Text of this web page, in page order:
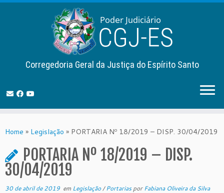
to
Corregedoria Geral da Justiça do Espírito Santo
Home » Legislação » PORTARIA Nº 18/2019 – DISP. 30/04/2019
PORTARIA Nº 18/2019 – DISP.
30/04/2019
30 de abril de 2019 em Legislação/PortariasporFabiana Oliveira da Silva